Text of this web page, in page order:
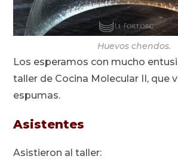
Huevos chendos.
Los esperamos con mucho
taller de Cocina Molecular II, que
espumas.
Asistentes
Asistieron al taller: